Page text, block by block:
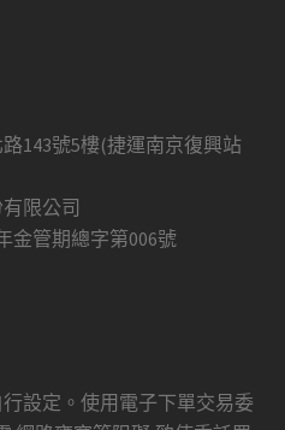
143號5樓(捷運南京復興站
限公司
金管期總字第006號
設定。使用電子下單交易委